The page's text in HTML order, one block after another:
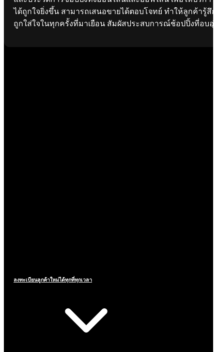
ได้ถูกใจยิ่งขึ้น สามารถเสนอขายได้ตอบโจทย์ ทำให้ลูกค้ารู้สึก
ถูกใส่ใจในทุกครั้งที่มาเยือน สัมผัสประสบการณ์ช้อปปิ้งที่อบอุ่
ลงทะเบียนลูกค้าใหม่ได้ทุกที่ทุกเวลา